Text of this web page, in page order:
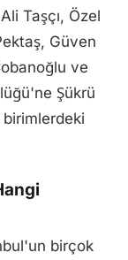
Taşçı, Özel
Güven
ve
Şükrü
birçok